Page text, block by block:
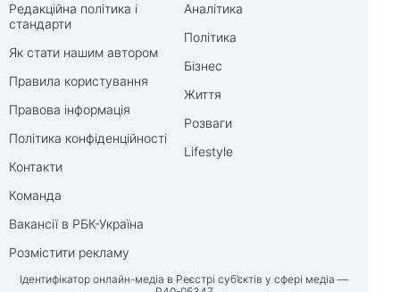
Редакційна політика і
стандарти
Як стати нашим автором
Правила користування
Правова інформація
Політика конфіденційності
Контакти
Команда
Вакансії в РБК-Україна
Розмістити рекламу
Аналітика
Політика
Бізнес
Життя
Розваги
Lifestyle
Ідентифікатор онлайн-медіа в Реєстрі суб’єктів у сфері медіа —